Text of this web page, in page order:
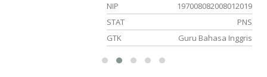
NIP
197008082008012019
STAT
PNS
GTK
Guru Bahasa Inggris